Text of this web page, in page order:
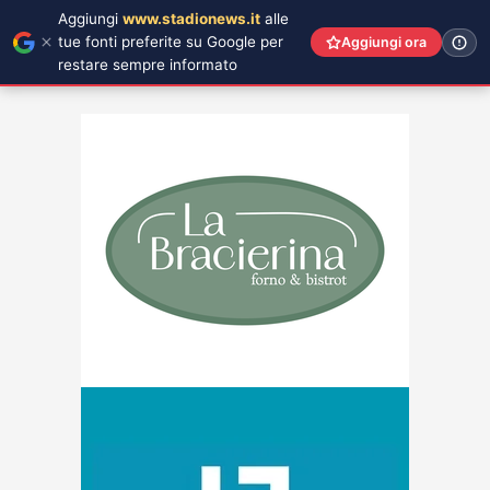
Aggiungi www.stadionews.it alle
tue fonti preferite su Google per
restare sempre informato
Aggiungi ora